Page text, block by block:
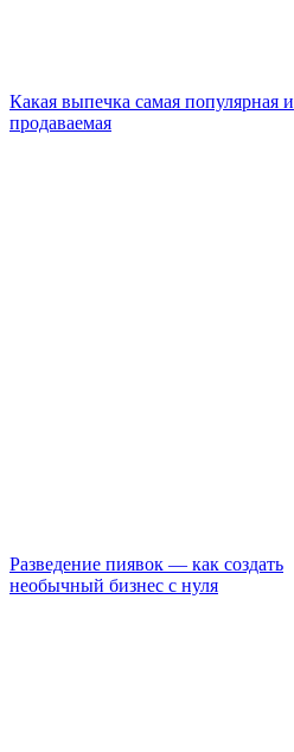
Какая выпечка самая популярная и
продаваемая
Разведение пиявок — как создать
необычный бизнес с нуля